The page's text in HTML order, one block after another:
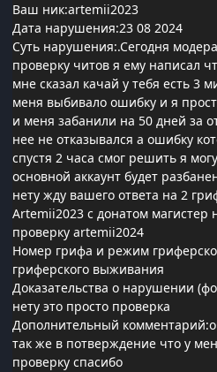
Ваш ник:artemii2023
Дата нарушения:23 08 2024
Суть нарушения:.Сегодня
проверку читов я ему написал
мне сказал качай у тебя есть 3
меня выбивало ошибку и я
и меня забанили на 50 дней за
нее не отказывался а ошибку
спустя 2 часа смог решить я
основной аккаунт будет
нету жду вашего ответа на 2
Artemii2023 с донатом магистер
проверку artemii2024
Номер грифа и режим
гриферского выживания
Доказательства о нарушении
нету это просто проверка
Дополнительный
так же в потверждение что у
проверку спасибо